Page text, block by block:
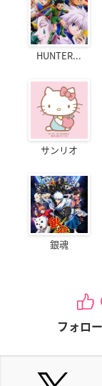
HUNTER...
サンリオ
銀魂
フォロ